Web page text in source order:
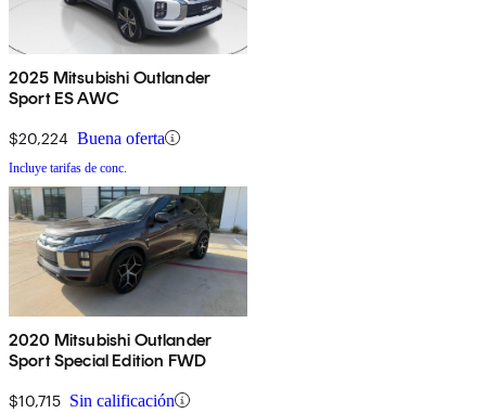
2025 Mitsubishi Outlander
Sport ES AWC
$20,224 Buena oferta
Incluye tarifas de conc.
2020 Mitsubishi Outlander
Sport Special Edition FWD
$10,715 Sin calificación